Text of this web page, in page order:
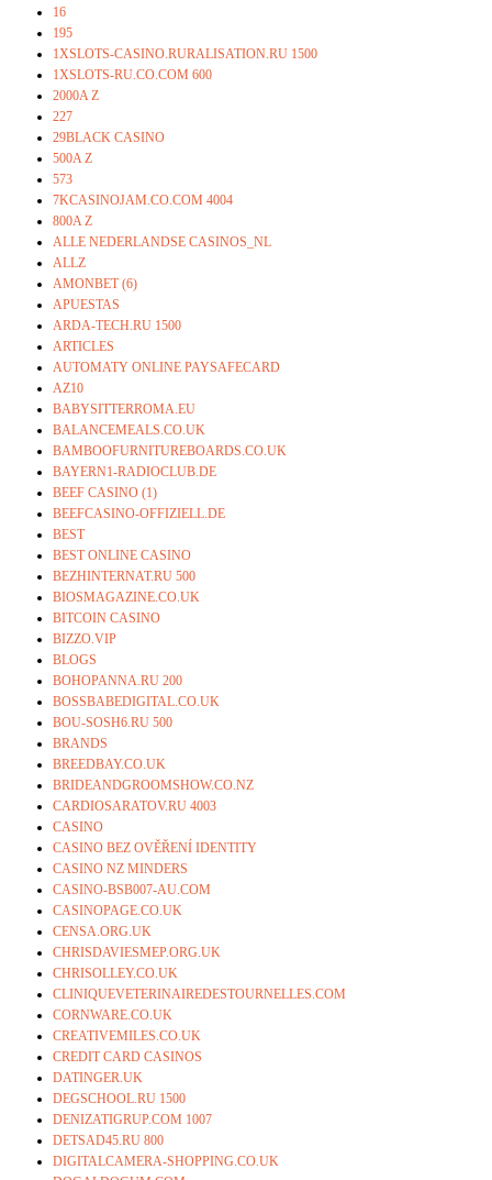
16
195
1XSLOTS-CASINO.RURALISATION.RU 1500
1XSLOTS-RU.CO.COM 600
2000A Z
227
29BLACK CASINO
500A Z
573
7KCASINOJAM.CO.COM 4004
800A Z
ALLE NEDERLANDSE CASINOS_NL
ALLZ
AMONBET (6)
APUESTAS
ARDA-TECH.RU 1500
ARTICLES
AUTOMATY ONLINE PAYSAFECARD
AZ10
BABYSITTERROMA.EU
BALANCEMEALS.CO.UK
BAMBOOFURNITUREBOARDS.CO.UK
BAYERN1-RADIOCLUB.DE
BEEF CASINO (1)
BEEFCASINO-OFFIZIELL.DE
BEST
BEST ONLINE CASINO
BEZHINTERNAT.RU 500
BIOSMAGAZINE.CO.UK
BITCOIN CASINO
BIZZO.VIP
BLOGS
BOHOPANNA.RU 200
BOSSBABEDIGITAL.CO.UK
BOU-SOSH6.RU 500
BRANDS
BREEDBAY.CO.UK
BRIDEANDGROOMSHOW.CO.NZ
CARDIOSARATOV.RU 4003
CASINO
CASINO BEZ OVĚŘENÍ IDENTITY
CASINO NZ MINDERS
CASINO-BSB007-AU.COM
CASINOPAGE.CO.UK
CENSA.ORG.UK
CHRISDAVIESMEP.ORG.UK
CHRISOLLEY.CO.UK
CLINIQUEVETERINAIREDESTOURNELLES.COM
CORNWARE.CO.UK
CREATIVEMILES.CO.UK
CREDIT CARD CASINOS
DATINGER.UK
DEGSCHOOL.RU 1500
DENIZATIGRUP.COM 1007
DETSAD45.RU 800
DIGITALCAMERA-SHOPPING.CO.UK